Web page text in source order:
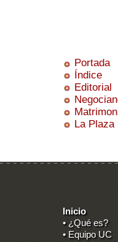
Portada
Índice
Editorial
La Plaza
Inicio
• ¿Qué es?
• Equipo UC